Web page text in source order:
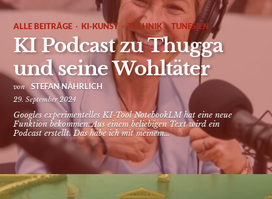
ALLE BEITRÄGE · KI-KUNST · TECHNIK · TUNESIEN
KI Podcast zu Thugga
und seine Wohltäter
von STEFAN NÄHRLICH
29. September 2024
Googles experimentelles KI-Tool NotebookLM hat eine neue
Funktion bekommen. Aus einem beliebigen Text wird ein
Podcast erstellt. Das habe ich mit meinem...